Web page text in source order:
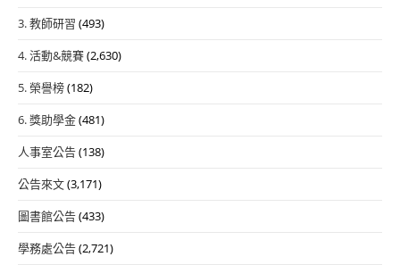
3. 教師研習 (493)
4. 活動&競賽(2,630)
5. 榮譽榜(182)
6. 獎助學金(481)
人事室公告(138)
公告來文(3,171)
圖書館公告(433)
學務處公告(2,721)